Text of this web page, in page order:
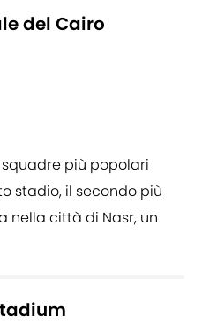
del Cairo
squadre più popolari
stadio, il secondo più
nella città di Nasr, un